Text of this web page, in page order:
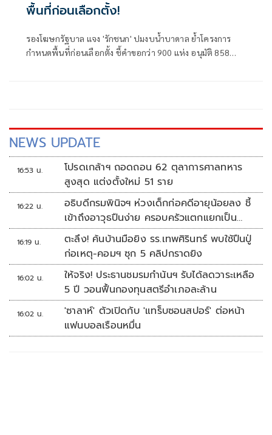
พื้นที่ก่อนเลือกตั้ง!
รองโฆษกรัฐบาล แจง 'รักชนก' ปมงบน้ำบาดาล ย้ำโครงการ
กำหนดพื้นที่ก่อนเลือกตั้ง ชี้คำขอกว่า 900 แห่ง อนุมัติ 858
NEWS UPDATE
16:53 น.
โปรดเกล้าฯ ถอดถอน 62 ตุลาการศาลทหาร
สูงสุด แต่งตั้งใหม่ 51 ราย
16:22 น.
อธิบดีกรมพินิจฯ ห่วงเด็กก่อคดีอายุน้อยลง ชี้
เข้าถึงอาวุธปืนง่าย ครอบครัวแตกแยกเป็น
ชนวนสำคัญ
16:19 น.
ตะลึง! ค้นบ้านมือยิง รร.เทพศิรินทร์ พบใช้ปืนปู่
ก่อเหตุ-คอมฯ ซุก 5 คลิปกราดยิง
16:02 น.
ให้จริง! ประธานชมรมกำนันฯ รับได้ลดวาระเหลือ
5 ปี วอนฟื้นกองทุนสตรีอำเภอละล้าน
16:02 น.
'ซาลาห์' ตัวเปิดกับ 'แทร็บซอนสปอร์' ต่อหน้า
แฟนบอลเรือนหมื่น